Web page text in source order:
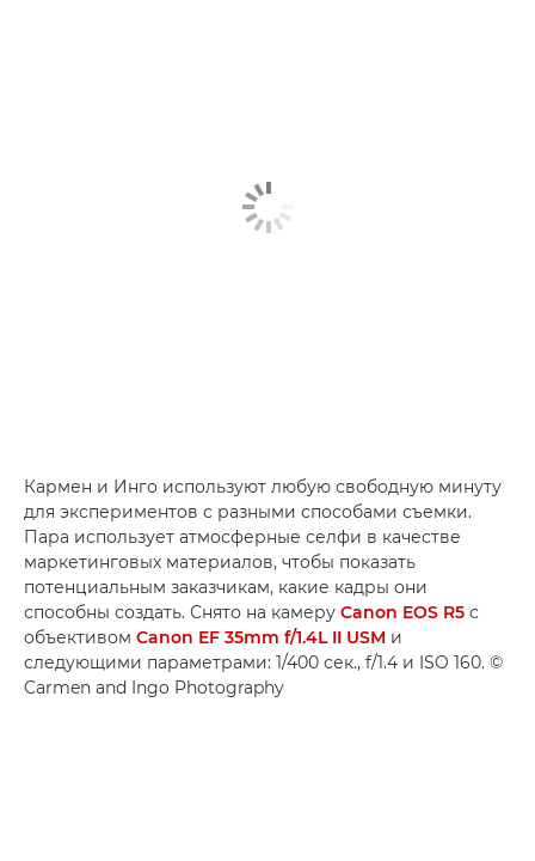
Кармен и Инго используют любую свободную минуту
для экспериментов с разными способами съемки.
Пара использует атмосферные селфи в качестве
маркетинговых материалов, чтобы показать
потенциальным заказчикам, какие кадры они
способны создать. Снято на камеру Canon EOS R5 с
объективом Canon EF 35mm f/1.4L II USM и
следующими параметрами: 1/400 сек., f/1.4 и ISO 160. ©
Carmen and Ingo Photography